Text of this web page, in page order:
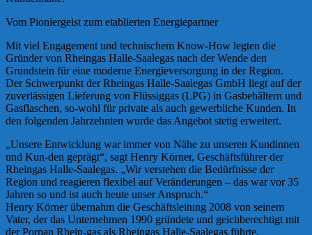
Vom Pioniergeist zum etablierten Energiepartner
Mit viel Engagement und technischem Know-How legten die
Gründer von Rheingas Halle-Saalegas nach der Wende den
Grundstein für eine moderne Energieversorgung in der Region.
Der Schwerpunkt der Rheingas Halle-Saalegas GmbH liegt auf der
zuverlässigen Lieferung von Flüssiggas (LPG) in Gasbehältern und
Gasflaschen, so-wohl für private als auch gewerbliche Kunden. In
den folgenden Jahrzehnten wurde das Angebot stetig erweitert.
„Unsere Entwicklung war immer von Nähe zu unseren Kundinnen
und Kun-den geprägt“, sagt Henry Körner, Geschäftsführer der
Rheingas Halle-Saalegas. „Wir verstehen die Bedürfnisse der
Region und reagieren flexibel auf Veränderungen – das war vor 35
Jahren so und ist auch heute unser Anspruch.“
Henry Körner übernahm die Geschäftsleitung 2008 von seinem
Vater, der das Unternehmen 1990 gründete und geichberechtigt mit
der Porpan Rhein-gas als Rheingas Halle-Saalegas führte.